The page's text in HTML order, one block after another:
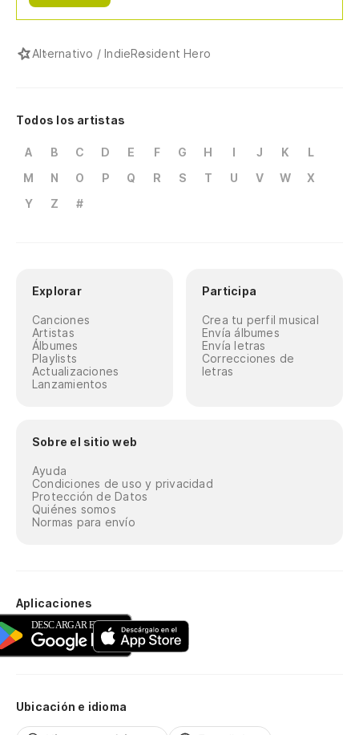
Alternativo / IndieResident Hero
Todos los artistas
A B C D E F G H I J K
L
M
N O P Q R S T U V W
X
Y
Z #
Explorar
Canciones
Artistas
Álbumes
Playlists
Actualizaciones
Lanzamientos
Participa
Crea tu perfil musical
Envía álbumes
Envía letras
Correcciones de
letras
Sobre el sitio web
Ayuda
Condiciones de uso y privacidad
Protección de Datos
Quiénes somos
Normas para envío
Aplicaciones
Ubicación e idioma